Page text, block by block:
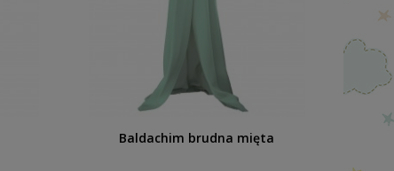
Baldachim brudna mięta